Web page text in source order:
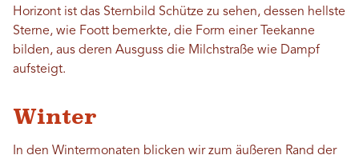
Horizont ist das Sternbild Schütze zu sehen, dessen hellste
Sterne, wie Foott bemerkte, die Form einer Teekanne
bilden, aus deren Ausguss die Milchstraße wie Dampf
aufsteigt.
Winter
In den Wintermonaten blicken wir zum äußeren Rand der